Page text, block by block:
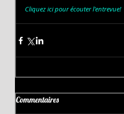
Cliquez ici pour écouter l'entrevue!
Commentaires